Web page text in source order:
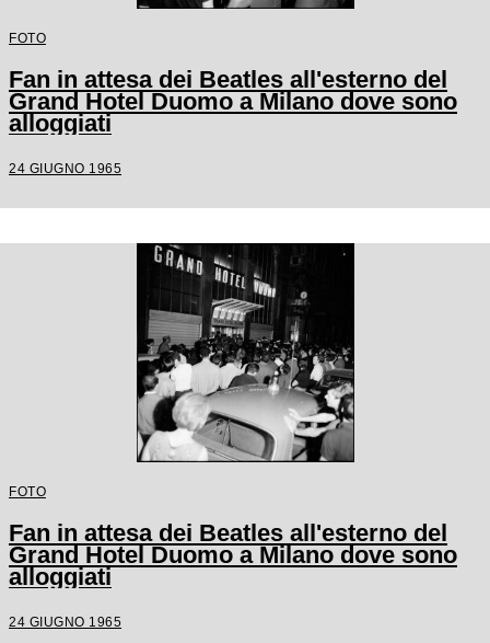
FOTO
Fan in attesa dei Beatles all'esterno del
Grand Hotel Duomo a Milano dove sono
alloggiati
24 GIUGNO 1965
FOTO
Fan in attesa dei Beatles all'esterno del
Grand Hotel Duomo a Milano dove sono
alloggiati
24 GIUGNO 1965